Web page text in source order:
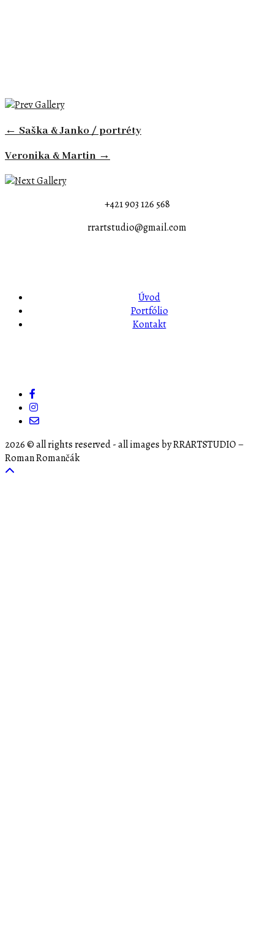
← Saška & Janko / portréty
Veronika & Martin →
+421 903 126 568
rrartstudio@gmail.com
Úvod
Portfólio
Kontakt
2026© all rights reserved - all images by RRARTSTUDIO –
Roman Romančák